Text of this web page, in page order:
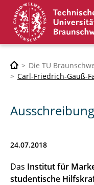
Die TU
Carl-Friedrich-Gauß-
24.07.2018
Das Institut für
studentische